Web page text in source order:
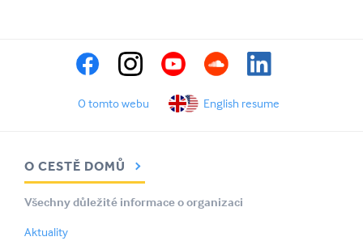
O tomto webu English resume
O CESTĚ DOMŮ
Všechny důležité informace o organizaci
Aktuality